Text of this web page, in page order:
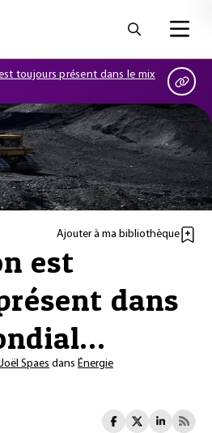
toujours présent dans le mix
Ajouter à ma bibliothèque
est
dans
Joël Spaes dans Énergie